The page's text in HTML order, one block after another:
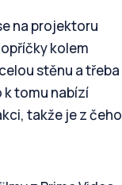
na projektoru
kolem
stěnu a třeba
k tomu nabízí
takže je z čeho